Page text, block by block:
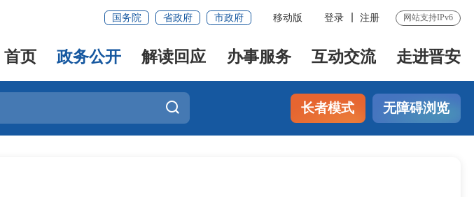
国务院 省政府 市政府 移动版 登录 注册 网站支持IPv6
首页 政务公开 解读回应 办事服务 互动交流 走进晋安
长者模式 无障碍浏览